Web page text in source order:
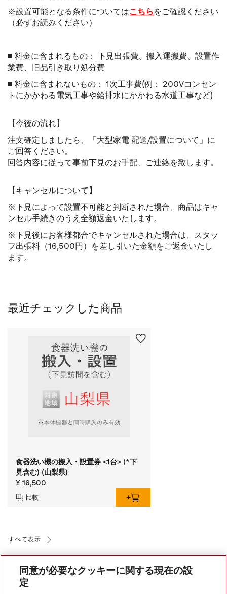
※設置可能となる条件についてはこちら をご確認ください
（必ずお読みください）
■ 料金に含まれるもの： 下見出張費、搬入運搬費、設置作
業費、旧品引き取り処分費
■ 料金に含まれないもの： 1次工事費(例： 200Vコンセン
トにかかわる電気工事や給排水にかかわる水道工事など)
【今後の流れ】
注文確定しましたら、「大型家電 配送/設置について」に
ご回答ください。
回答内容に従って事前下見のお手配、ご連絡を致します。
【キャンセルについて】
※下見によって設置不可能と判断された場合、商品はキャ
ンセル手続きのうえ全額返金いたします。
※下見後にお客様都合でキャンセルされた場合は、スタッ
フ出張料（16,500円）を差し引いた金額をご返金いたし
ます。
最近チェックした商品
食器洗い機の搬入・設置券 <1台> (*下
見含む) (山梨県)
¥ 16,500
比較
すべて表示
同意が必要なクッキーに関する現在の設
定